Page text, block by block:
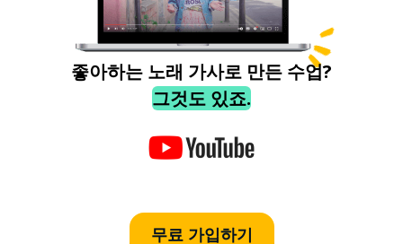
좋아하는 노래 가사로 만든 수업?
그것도 있죠.
무료 가입하기